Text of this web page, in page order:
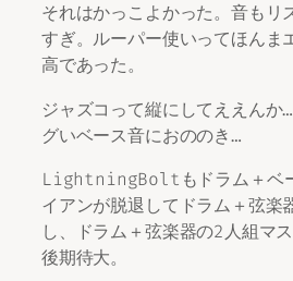
それはかっこよかった。音もリ
すぎ。ルーパー使いってほんま
高であった。
ジャズコって縦にしてええんか
グいベース音におののき…
LightningBoltもドラム＋ベ
イアンが脱退してドラム＋弦楽
し、ドラム＋弦楽器の2人組マ
後期待大。